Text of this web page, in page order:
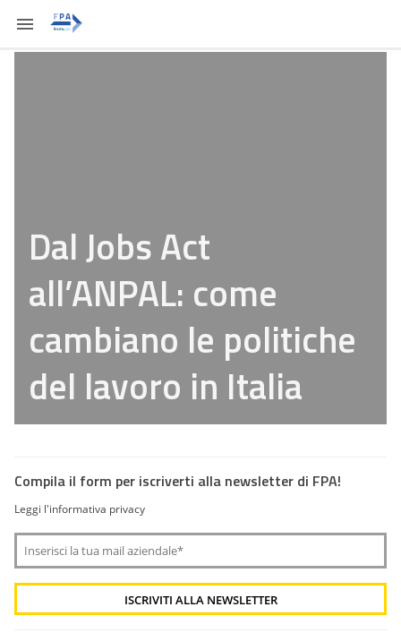
Dal Jobs Act
all’ANPAL: come
cambiano le politiche
del lavoro in Italia
Compila il form per iscriverti alla newsletter di FPA!
Leggi l'informativa privacy